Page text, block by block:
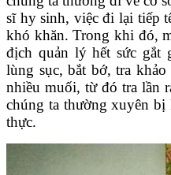
sĩ hy sinh, việc đi lại tiếp
khó khăn. Trong khi đó,
địch quản lý hết sức gắt
lùng sục, bắt bớ, tra
nhiều muối, từ đó tra lần
chúng ta thường xuyên
thực.